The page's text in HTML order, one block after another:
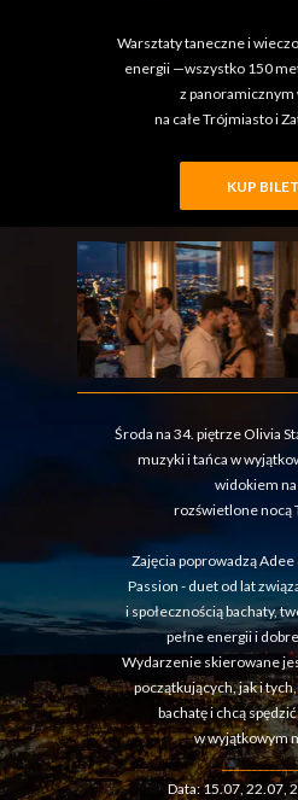
Warsztaty taneczne i
energii —wszystko 150
z
na całe Trójmiasto i
KUP
Środa na 34. piętrze Olivia
muzyki i tańca w
widokiem na
rozświetlone nocą
Zajęcia poprowadzą Adee
Passion - duet od lat
i społecznością bachaty,
pełne energii i
Wydarzenie skierowane
początkujących, jak i
bachatę i chcą
w wyjątkowym
Data:15.07, 22.07,